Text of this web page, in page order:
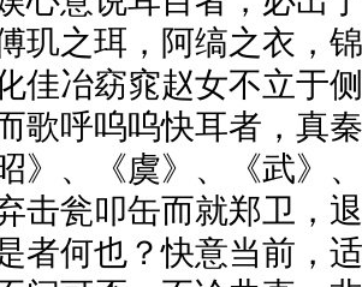
玑之珥，阿缟之衣，
佳冶窈窕赵女不立于
歌呼呜呜快耳者，真
》、《虞》、《武》
击瓮叩缶而就郑卫，
者何也？快意当前，